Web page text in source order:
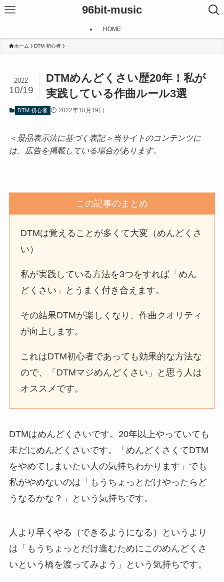
96bit-music
HOME
ホーム DTM 初心者
DTMめんどくさい歴20年！私が
実践している作曲ルール3選
2022
10/19
DTM 初心者 2022年10月19日
＜景品表示法に基づく表記＞当サイトのコンテンツに
は、広告を掲載している場合があります。
この記事のまとめ
DTMは覚えることが多くて大変（めんどくさ
い）
私が実践している方法を3つをすれば「めん
どくさい」とうまく付き合えます。
その結果DTMが楽しくなり、作曲クオリティ
が向上します。
これはDTM初心者であっても効果的な方法な
ので、「DTMマジめんどくさい」と思う人は
オススメです。
DTMはめんどくさいです。20年以上やっていても
未だにめんどくさいです。「めんどくさくてDTM
をやめてしまいたい人の気持ちわかります」でも
私がやめないのは「もうちょっとだけやったらど
うなるかな？」という気持ちです。
人より早くやる（できるようになる）というより
は「もうちょっとだけ進むためにこのめんどくさ
いという橋を渡ってみよう」という気持ちです。